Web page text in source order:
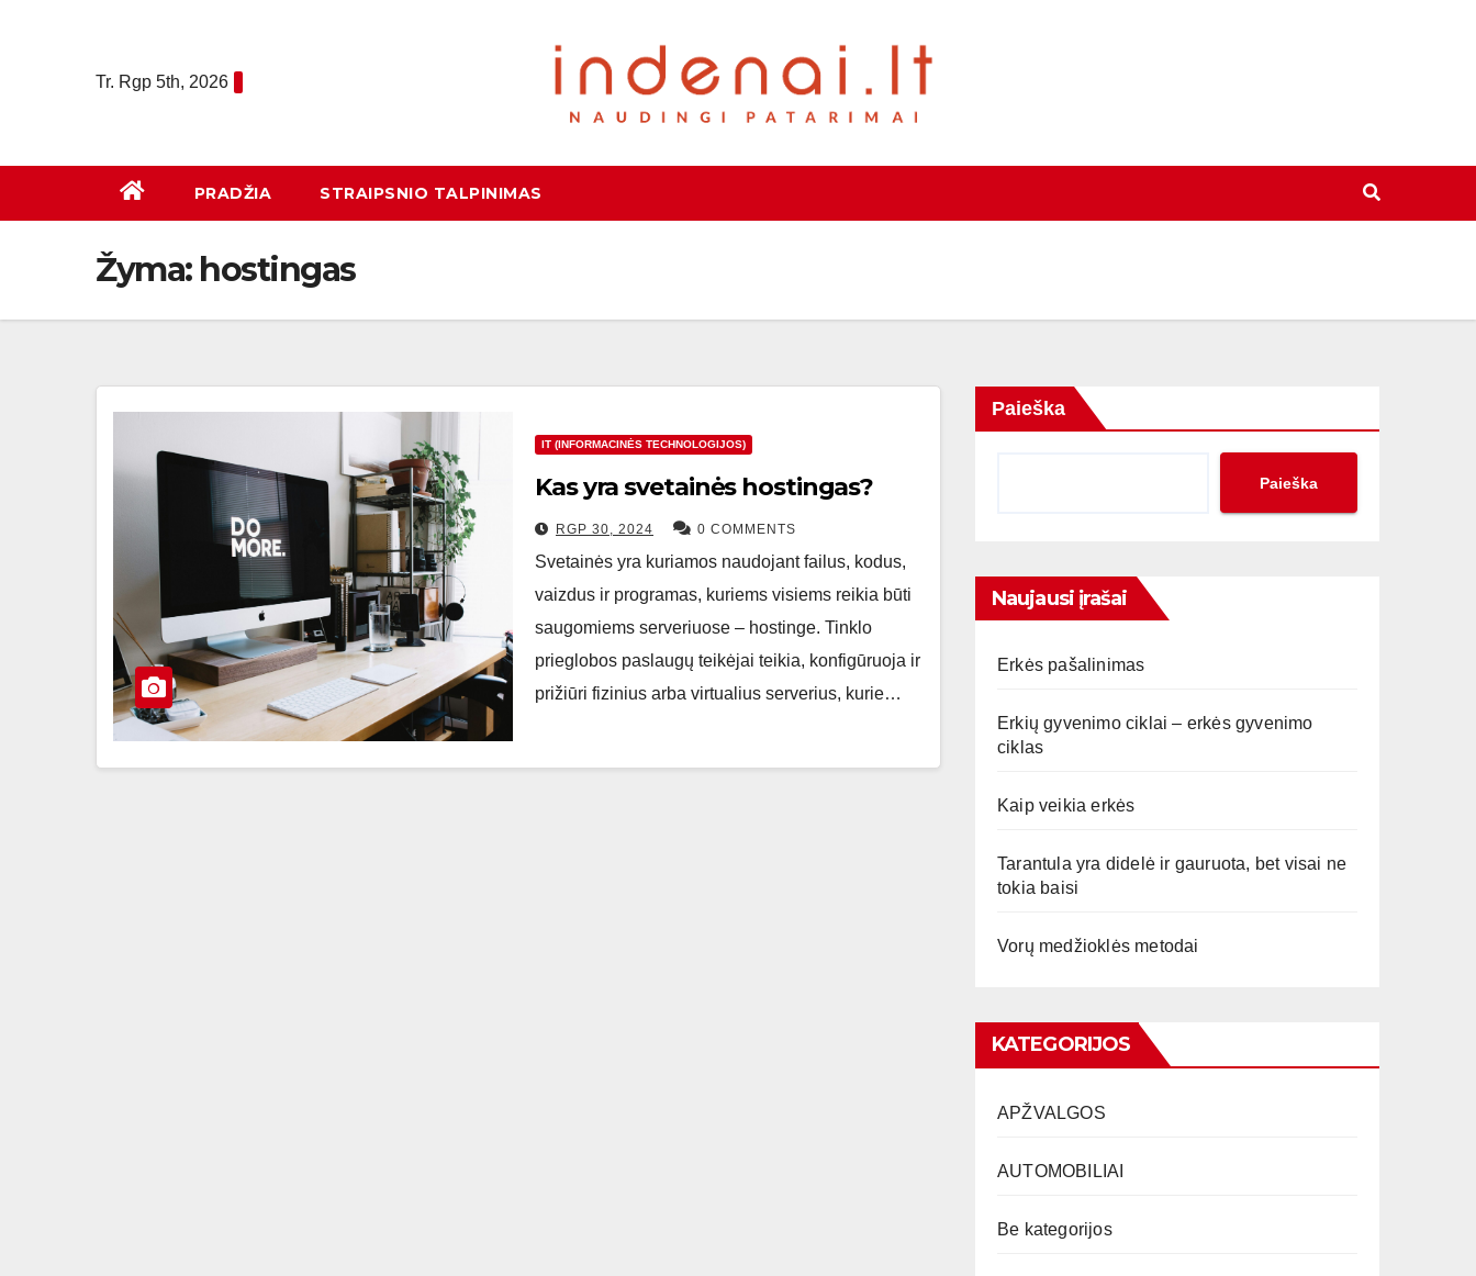
Tr. Rgp 5th, 2026
PRADŽIA STRAIPSNIO TALPINIMAS
Žyma: hostingas
IT (INFORMACINĖS TECHNOLOGIJOS)
Kas yra svetainės hostingas?
RGP 30, 2024 0 COMMENTS
Svetainės yra kuriamos naudojant failus, kodus,
vaizdus ir programas, kuriems visiems reikia būti
saugomiems serveriuose – hostinge. Tinklo
prieglobos paslaugų teikėjai teikia, konfigūruoja ir
prižiūri fizinius arba virtualius serverius, kurie…
Paieška
Paieška
Naujausi įrašai
Erkės pašalinimas
Erkių gyvenimo ciklai – erkės gyvenimo
ciklas
Kaip veikia erkės
Tarantula yra didelė ir gauruota, bet visai ne
tokia baisi
Vorų medžioklės metodai
KATEGORIJOS
APŽVALGOS
AUTOMOBILIAI
Be kategorijos